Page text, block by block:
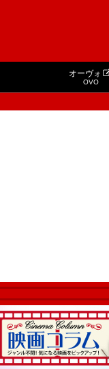
オーヴォ
OVO